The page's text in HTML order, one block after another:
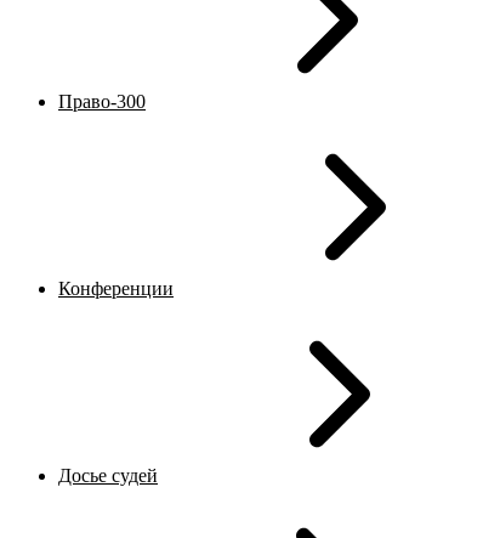
Право-300
Конференции
Досье судей